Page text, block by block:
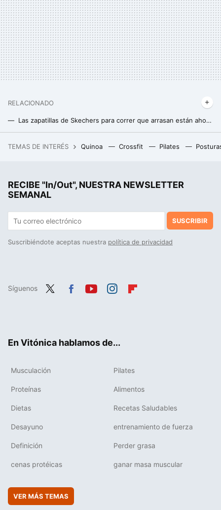
RELACIONADO
Las zapatillas de Skechers para correr que arrasan están ahora casi 30 euros más baratas
Si la pregunta es cuánto dinero existe en el mundo por persona, este revelador gráfico tiene la respuesta
TEMAS DE INTERÉS Quinoa Crossfit Pilates
RECIBE "In/Out", NUESTRA NEWSLETTER
SEMANAL
SUSCRIBIR
Suscribiéndote aceptas nuestra política de privacidad
Síguenos
En Vitónica hablamos de...
Musculación Pilates
Proteínas Alimentos
Dietas Recetas Saludables
Desayuno entrenamiento de fuerza
Definición Perder grasa
cenas protéicas ganar masa muscular
VER MÁS TEMAS